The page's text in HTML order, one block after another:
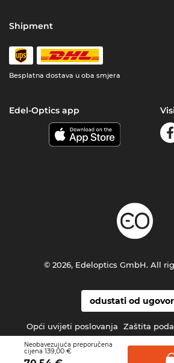
Neobavezujuća preporučena
cijena 139,00 €
Shipment
Besplatna dostava u oba smjera
Edel-Optics app
odustati od
Opći uvijeti poslovanja Zaštita
© 2026, Edeloptics GmbH. All